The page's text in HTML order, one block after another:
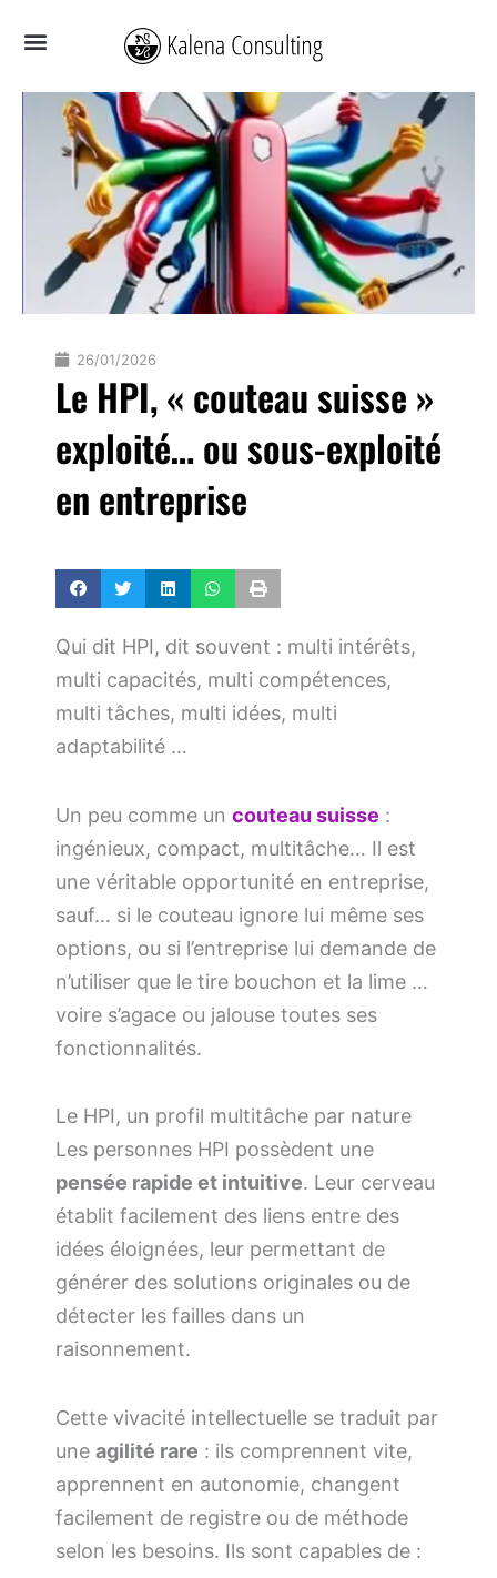
26/01/2026
Le HPI, « couteau suisse »
exploité… ou sous-exploité
en entreprise
Qui dit HPI, dit souvent : multi intérêts,
multi capacités, multi compétences,
multi tâches, multi idées, multi
adaptabilité …
Un peu comme un couteau suisse :
ingénieux, compact, multitâche… Il est
une véritable opportunité en entreprise,
sauf… si le couteau ignore lui même ses
options, ou si l’entreprise lui demande de
n’utiliser que le tire bouchon et la lime …
voire s’agace ou jalouse toutes ses
fonctionnalités.
Le HPI, un profil multitâche par nature
Les personnes HPI possèdent une
pensée rapide et intuitive. Leur cerveau
établit facilement des liens entre des
idées éloignées, leur permettant de
générer des solutions originales ou de
détecter les failles dans un
raisonnement.
Cette vivacité intellectuelle se traduit par
une agilité rare : ils comprennent vite,
apprennent en autonomie, changent
facilement de registre ou de méthode
selon les besoins. Ils sont capables de :